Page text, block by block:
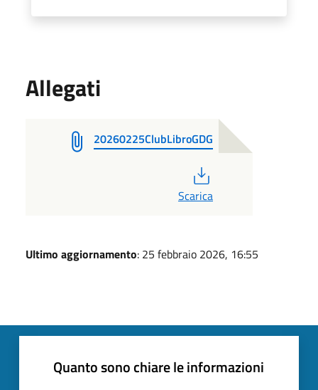
Allegati
20260225ClubLibroGDG
Scarica
Ultimo aggiornamento: 25 febbraio 2026, 16:55
Quanto sono chiare le informazioni